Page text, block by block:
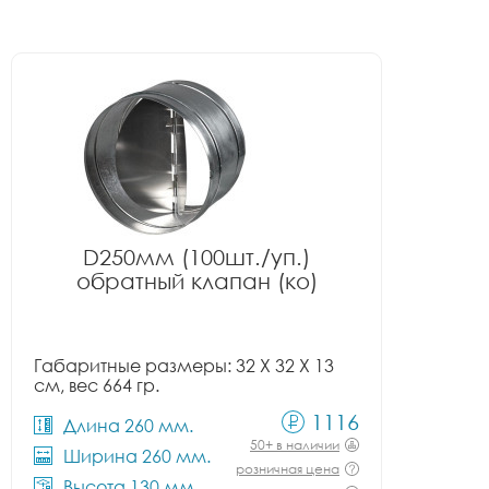
D250мм (100шт./уп.)
обратный клапан (ко)
Габаритные размеры: 32 X 32 X 13
см, вес 664 гр.
Длина 260 мм.
Ширина 260 мм.
1116
50+ в наличии
розничная цена